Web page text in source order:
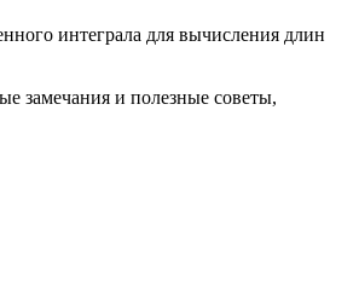
интеграла для вычисления длин
замечания и полезные советы,